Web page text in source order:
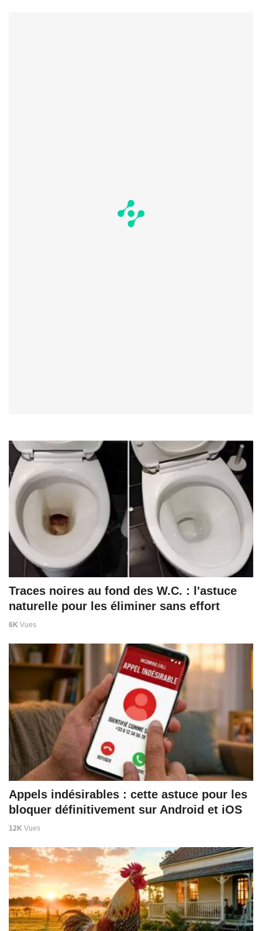
Traces noires au fond des W.C. : l'astuce
naturelle pour les éliminer sans effort
6K Vues
Appels indésirables : cette astuce pour les
bloquer définitivement sur Android et iOS
12K Vues